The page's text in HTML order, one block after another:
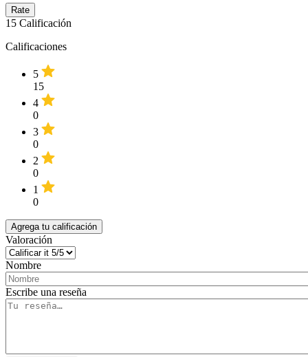
15 Calificación
Calificaciones
5
15
4
0
3
0
2
0
1
0
Agrega tu calificación
Valoración
Nombre
Escribe una reseña